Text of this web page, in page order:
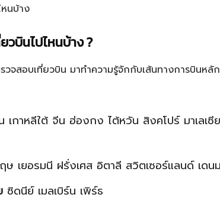
มี
หนบ้าง
วบินไปไหนบ้าง ?
วจสอบเที่ยวบิน มาทำความรู้จักกับเส้นทางการบินห
เกาหลีใต้ จีน ฮ่องกง ไต้หวัน สิงคโปร์ มาเลเซี
ษ เยอรมนี ฝรั่งเศส อิตาลี สวิตเซอร์แลนด์ เดน
ซิดนีย์ เมลเบิร์น เพิร์ธ